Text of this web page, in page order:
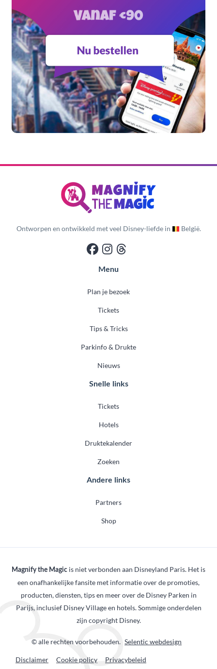
Ontworpen en ontwikkeld met veel Disney-liefde in België.
Menu
Plan je bezoek
Tickets
Tips & Tricks
Parkinfo & Drukte
Nieuws
Snelle links
Tickets
Hotels
Druktekalender
Zoeken
Andere links
Partners
Shop
Magnify the Magic is niet verbonden aan Disneyland Paris. Het is
een onafhankelijke fansite met informatie over de promoties,
producten, diensten, tips en meer over de Disney Parken in
Parijs, inclusief Disney Village en hotels. Sommige onderdelen
zijn copyright Disney.
© alle rechten voorbehouden. Selentic webdesign
Disclaimer Cookie policy Privacybeleid